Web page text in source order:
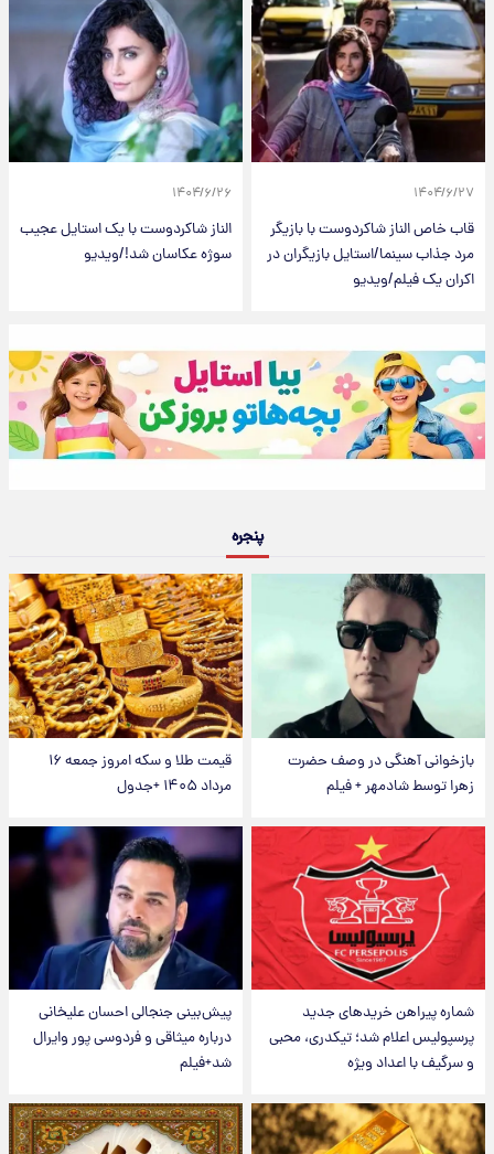
۱۴۰۴/۶/۲۷
قاب خاص الناز شاکردوست با بازیگر
مرد جذاب سینما/استایل بازیگران در
اکران یک فیلم/ویدیو
۱۴۰۴/۶/۲۶
الناز شاکردوست با یک استایل عجیب
سوژه عکاسان شد!/ویدیو
پنجره
بازخوانی آهنگی در وصف حضرت
زهرا توسط شادمهر + فیلم
قیمت طلا و سکه امروز جمعه ۱۶
مرداد ۱۴۰۵ +جدول
شماره پیراهن خریدهای جدید
پرسپولیس اعلام شد؛ تیکدری، محبی
و سرگیف با اعداد ویژه
پیش‌بینی جنجالی احسان علیخانی
درباره میثاقی و فردوسی پور وایرال
شد+فیلم